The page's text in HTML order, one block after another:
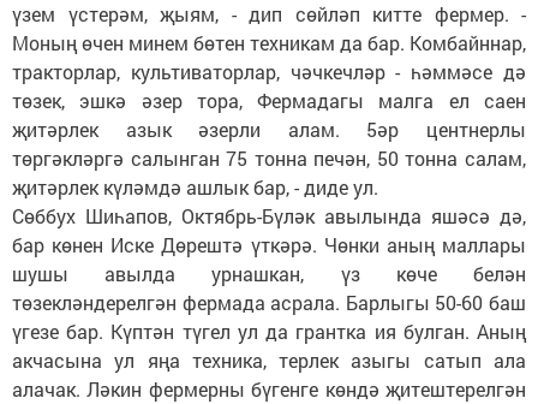
үзем үстерәм, җыям, - дип сөйләп китте фермер. -
Моның өчен минем бөтен техникам да бар. Комбайннар,
тракторлар, культиваторлар, чәчкечләр - һәммәсе дә
төзек, эшкә әзер тора, Фермадагы малга ел саен
җитәрлек азык әзерли алам. 5әр центнерлы
төргәкләргә салынган 75 тонна печән, 50 тонна салам,
җитәрлек күләмдә ашлык бар, - диде ул.
Сөббух Шиһапов, Октябрь-Бүләк авылында яшәсә дә,
бар көнен Иске Дөрештә үткәрә. Чөнки аның маллары
шушы авылда урнашкан, үз көче белән
төзекләндерелгән фермада асрала. Барлыгы 50-60 баш
үгезе бар. Күптән түгел ул да грантка ия булган. Аның
акчасына ул яңа техника, терлек азыгы сатып ала
алачак. Ләкин фермерны бүгенге көндә җитештерелгән